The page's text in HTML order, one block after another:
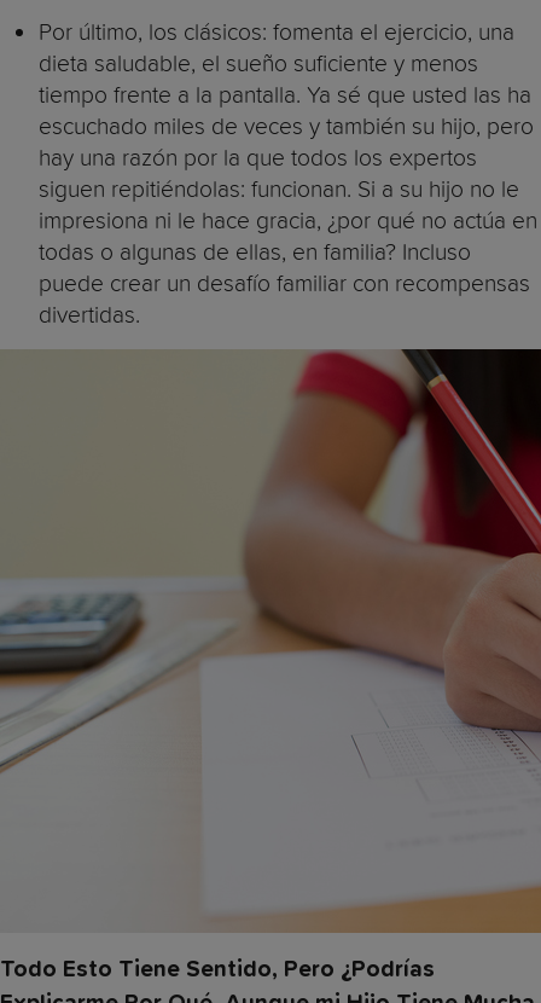
Por último, los clásicos: fomenta el ejercicio, una
dieta saludable, el sueño suficiente y menos
tiempo frente a la pantalla. Ya sé que usted las ha
escuchado miles de veces y también su hijo, pero
hay una razón por la que todos los expertos
siguen repitiéndolas: funcionan. Si a su hijo no le
impresiona ni le hace gracia, ¿por qué no actúa en
todas o algunas de ellas, en familia? Incluso
puede crear un desafío familiar con recompensas
divertidas.
Todo Esto Tiene Sentido, Pero ¿Podrías